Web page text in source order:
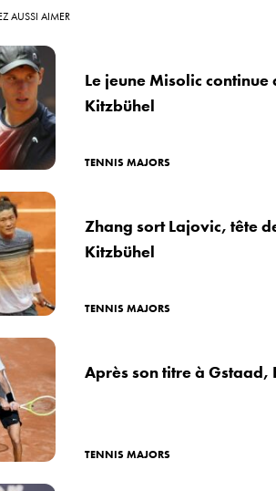
AUSSI AIMER
Le jeune Misolic continue
Kitzbühel
TENNIS MAJORS
Zhang sort Lajovic, tête
Kitzbühel
TENNIS MAJORS
Après son titre à
TENNIS MAJORS